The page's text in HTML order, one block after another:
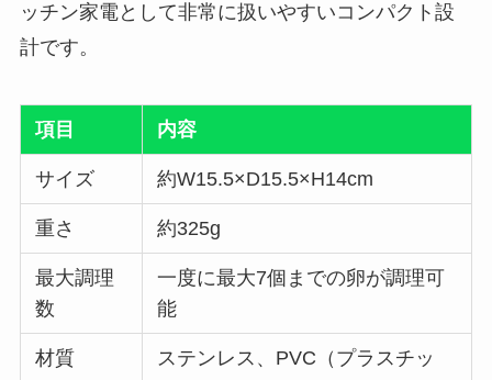
ッチン家電として非常に扱いやすいコンパクト設
計です。
項目 内容
サイズ 約W15.5×D15.5×H14cm
重さ 約325g
最大調理
数
一度に最大7個までの卵が調理可
能
材質
ステンレス、PVC（プラスチッ